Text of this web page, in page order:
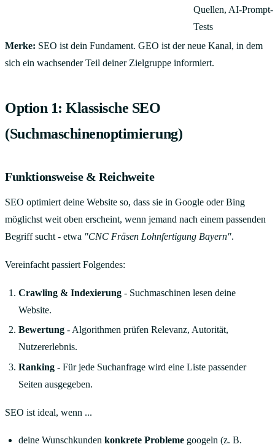
Quellen, AI-Prompt-
Tests
Merke: SEO ist dein Fundament. GEO ist der neue Kanal, in dem
sich ein wachsender Teil deiner Zielgruppe informiert.
Option 1: Klassische SEO
(Suchmaschinenoptimierung)
Funktionsweise & Reichweite
SEO optimiert deine Website so, dass sie in Google oder Bing
möglichst weit oben erscheint, wenn jemand nach einem passenden
Begriff sucht - etwa "CNC Fräsen Lohnfertigung Bayern".
Vereinfacht passiert Folgendes:
Crawling & Indexierung - Suchmaschinen lesen deine
Website.
Bewertung - Algorithmen prüfen Relevanz, Autorität,
Nutzererlebnis.
Ranking - Für jede Suchanfrage wird eine Liste passender
Seiten ausgegeben.
SEO ist ideal, wenn ...
deine Wunschkundenkonkrete Probleme googeln (z. B.